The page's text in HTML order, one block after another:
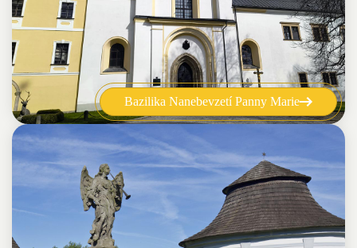
Bazilika Nanebevzetí Panny Marie